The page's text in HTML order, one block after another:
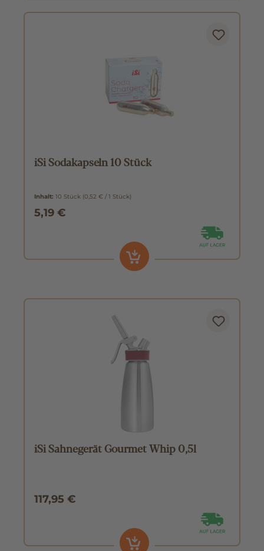
iSi Sodakapseln 10 Stück
Inhalt: 10 Stück (0,52 € / 1 Stück)
5,19 €
iSi Sahnegerät Gourmet Whip 0,5l
117,95 €